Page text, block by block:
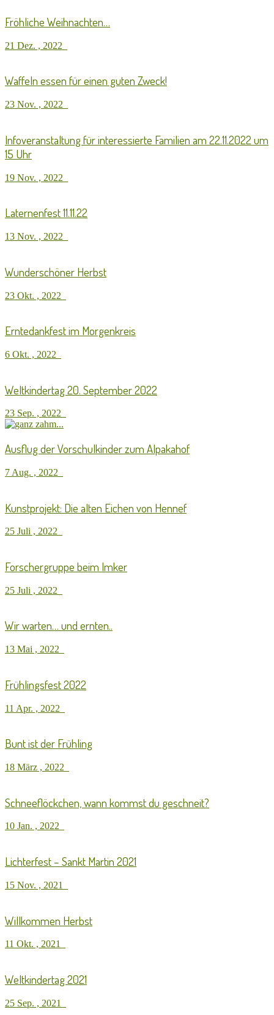
Fröhliche Weihnachten…
21 Dez. , 2022
Waffeln essen für einen guten Zweck!
23 Nov. , 2022
Infoveranstaltung für interessierte Familien am 22.11.2022 um
15 Uhr
19 Nov. , 2022
Laternenfest 11.11.22
13 Nov. , 2022
Wunderschöner Herbst
23 Okt. , 2022
Erntedankfest im Morgenkreis
6 Okt. , 2022
Weltkindertag 20. September 2022
23 Sep. , 2022
Ausflug der Vorschulkinder zum Alpakahof
7 Aug. , 2022
Kunstprojekt: Die alten Eichen von Hennef
25 Juli , 2022
Forschergruppe beim Imker
25 Juli , 2022
Wir warten… und ernten..
13 Mai , 2022
Frühlingsfest 2022
11 Apr. , 2022
Bunt ist der Frühling
18 März , 2022
Schneeflöckchen, wann kommst du geschneit?
10 Jan. , 2022
Lichterfest – Sankt Martin 2021
15 Nov. , 2021
Willkommen Herbst
11 Okt. , 2021
Weltkindertag 2021
25 Sep. , 2021